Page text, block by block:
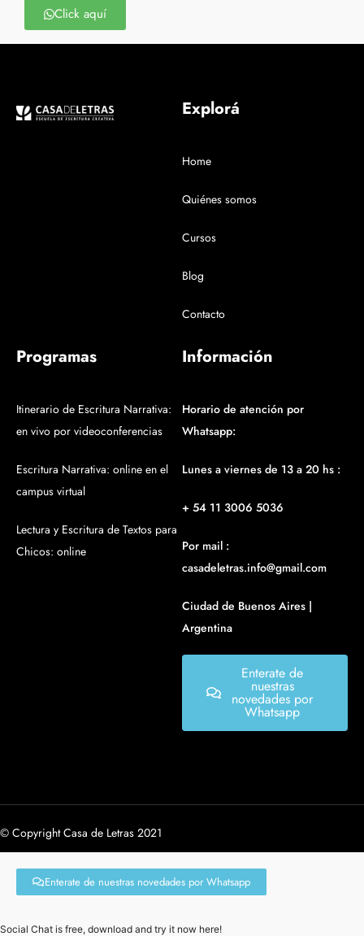
Click aquí
Explorá
Home
Quiénes somos
Cursos
Blog
Contacto
Programas
Itinerario de Escritura Narrativa:
en vivo por videoconferencias
Escritura Narrativa: online en el
campus virtual
Lectura y Escritura de Textos para
Chicos: online
Información
Horario de atención por
Whatsapp:
Lunes a viernes de 13 a 20 hs :
+ 54 11 3006 5036
Por mail :
casadeletras.info@gmail.com
Ciudad de Buenos Aires |
Argentina
Enterate de
nuestras
novedades por
Whatsapp
© Copyright Casa de Letras 2021
Enterate de nuestras novedades por Whatsapp
Social Chat is free, download and try it now here!